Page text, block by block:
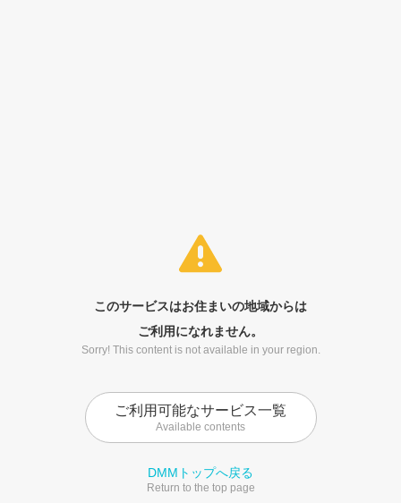
このサービスはお住まいの地域からは
ご利用になれません。
Sorry! This content is not available in your region.
ご利用可能なサービス一覧
Available contents
DMMトップへ戻る
Return to the top page